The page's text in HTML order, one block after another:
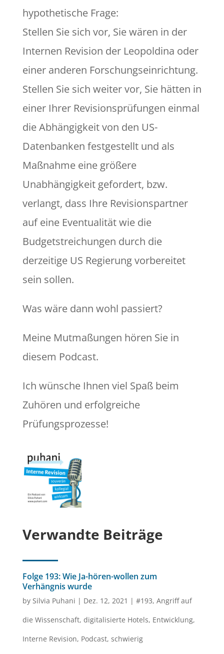
hypothetische Frage:
Stellen Sie sich vor, Sie wären in der
Internen Revision der Leopoldina oder
einer anderen Forschungseinrichtung.
Stellen Sie sich weiter vor, Sie hätten in
einer Ihrer Revisionsprüfungen einmal
die Abhängigkeit von den US-
Datenbanken festgestellt und als
Maßnahme eine größere
Unabhängigkeit gefordert, bzw.
verlangt, dass Ihre Revisionspartner
auf eine Eventualität wie die
Budgetstreichungen durch die
derzeitige US Regierung vorbereitet
sein sollen.
Was wäre dann wohl passiert?
Meine Mutmaßungen hören Sie in
diesem Podcast.
Ich wünsche Ihnen viel Spaß beim
Zuhören und erfolgreiche
Prüfungsprozesse!
Verwandte Beiträge
Folge 193: Wie Ja-hören-wollen zum
Verhängnis wurde
by Silvia Puhani | Dez. 12, 2021 | #193, Angriff auf
die Wissenschaft, digitalisierte Hotels, Entwicklung,
Interne Revision, Podcast, schwierig